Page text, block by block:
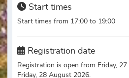
Start times
Start times from 17:00 to 19:00
Registration date
Registration is open from Friday,
Friday, 28 August 2026.